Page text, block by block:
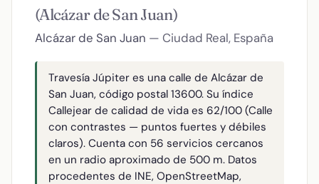
(Alcázar de San Juan)
Alcázar de San Juan — Ciudad Real, España
Travesía Júpiter es una calle de Alcázar de
San Juan, código postal 13600. Su índice
Callejear de calidad de vida es 62/100 (Calle
con contrastes — puntos fuertes y débiles
claros). Cuenta con 56 servicios cercanos
en un radio aproximado de 500 m. Datos
procedentes de INE, OpenStreetMap,